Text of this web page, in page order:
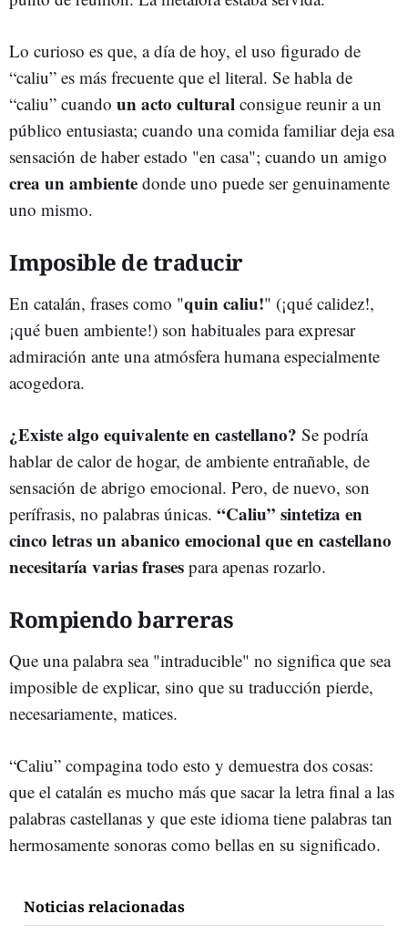
Lo curioso es que, a día de hoy, el uso figurado de
“caliu” es más frecuente que el literal. Se habla de
“caliu” cuando un acto cultural consigue reunir a un
público entusiasta; cuando una comida familiar deja esa
sensación de haber estado "en casa"; cuando un amigo
crea un ambiente donde uno puede ser genuinamente
uno mismo.
Imposible de traducir
En catalán, frases como "quin caliu!" (¡qué calidez!,
¡qué buen ambiente!) son habituales para expresar
admiración ante una atmósfera humana especialmente
acogedora.
¿Existe algo equivalente en castellano? Se podría
hablar de calor de hogar, de ambiente entrañable, de
sensación de abrigo emocional. Pero, de nuevo, son
perífrasis, no palabras únicas. “Caliu” sintetiza en
cinco letras un abanico emocional que en castellano
necesitaría varias frases para apenas rozarlo.
Rompiendo barreras
Que una palabra sea "intraducible" no significa que sea
imposible de explicar, sino que su traducción pierde,
necesariamente, matices.
“Caliu” compagina todo esto y demuestra dos cosas:
que el catalán es mucho más que sacar la letra final a las
palabras castellanas y que este idioma tiene palabras tan
hermosamente sonoras como bellas en su significado.
Noticias relacionadas